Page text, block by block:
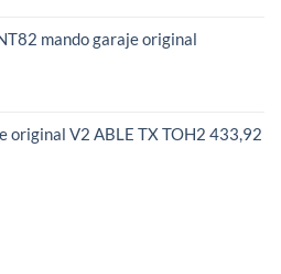
mando garaje original
original V2 ABLE TX TOH2 433,92